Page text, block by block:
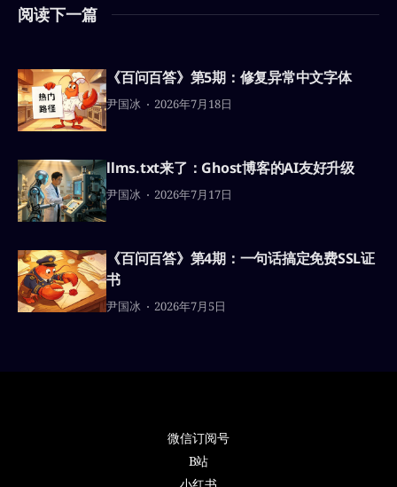
阅读下一篇
《百问百答》第5期：修复异常中文字体
尹国冰 2026年7月18日
llms.txt来了：Ghost博客的AI友好升级
尹国冰 2026年7月17日
《百问百答》第4期：一句话搞定免费SSL证
书
尹国冰 2026年7月5日
微信订阅号
B站